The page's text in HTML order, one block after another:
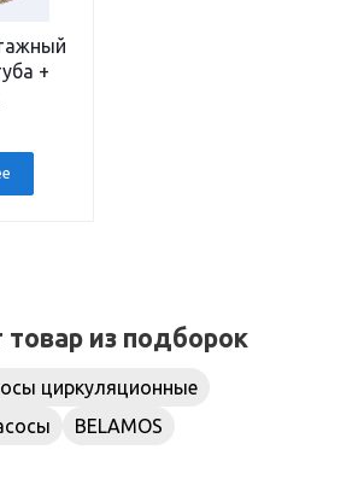
+
товар из подборок
циркуляционные
BELAMOS